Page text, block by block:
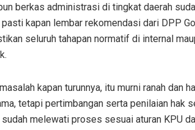
berkas administrasi di tingkat daerah
kapan lembar rekomendasi dari DPP
seluruh tahapan normatif di internal
kapan turunnya, itu murni ranah dan
tetapi pertimbangan serta penilaian hak
melewati proses sesuai aturan KPU